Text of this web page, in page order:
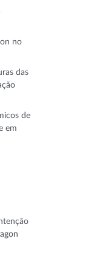
no
das
de
em